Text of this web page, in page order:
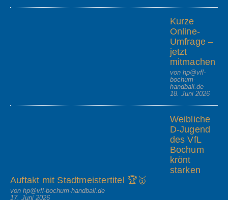
Kurze
Online-
Umfrage –
jetzt
mitmachen
von hp@vfl-
bochum-
handball.de
18. Juni 2026
Weibliche
D-Jugend
des VfL
Bochum
krönt
starken
Auftakt mit Stadtmeistertitel 🏆🥇
von hp@vfl-bochum-handball.de
17. Juni 2026